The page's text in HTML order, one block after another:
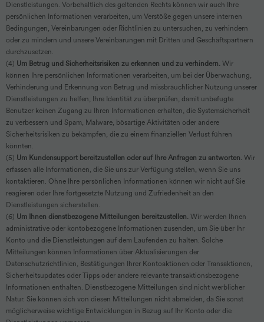
Dienstleistungen. Vorbehaltlich des geltenden Rechts können wir auch Ihre
persönlichen Informationen verarbeiten, um Verstöße gegen unsere internen
Bedingungen, Vereinbarungen oder Richtlinien zu untersuchen, zu verhindern
oder zu mindern und unsere Vereinbarungen mit Dritten und Geschäftspartnern
durchzusetzen.
(4) Um Betrug und Sicherheitsrisiken zu erkennen und zu verhindern. Wir
können Ihre persönlichen Informationen verarbeiten, um bei der Überwachung,
Verhinderung und Erkennung von Betrug und missbräuchlicher Nutzung unserer
Dienstleistungen zu helfen, Ihre Identität zu überprüfen, damit unbefugte
Benutzer keinen Zugang zu Ihren Informationen erhalten, die Systemsicherheit
zu verbessern und Spam, Malware, bösartige Aktivitäten oder andere
Sicherheitsrisiken zu bekämpfen, die zu einem finanziellen Verlust führen
könnten.
(5) Um Kundensupport bereitzustellen oder auf Ihre Anfragen zu antworten. Wir
erfassen alle Informationen, die Sie uns zur Verfügung stellen, wenn Sie uns
kontaktieren. Ohne Ihre persönlichen Informationen können wir nicht auf Sie
reagieren oder Ihre fortgesetzte Nutzung und Zufriedenheit an den
Dienstleistungen sicherstellen.
(6) Um Ihnen dienstbezogene Mitteilungen bereitzustellen. Wir werden Ihnen
administrative oder kontobezogene Informationen zusenden, um Sie über Ihr
Konto und die Dienstleistungen auf dem Laufenden zu halten. Solche
Mitteilungen können Informationen über Aktualisierungen der
Datenschutzrichtlinien, Bestätigungen Ihrer Kontoaktionen oder Transaktionen,
Sicherheitsupdates oder Tipps oder andere relevante transaktionsbezogene
Informationen enthalten. Dienstbezogene Mitteilungen sind nicht werblicher
Natur. Sie können sich von diesen Mitteilungen nicht abmelden, da Sie sonst
möglicherweise wichtige Entwicklungen in Bezug auf Ihr Konto oder die